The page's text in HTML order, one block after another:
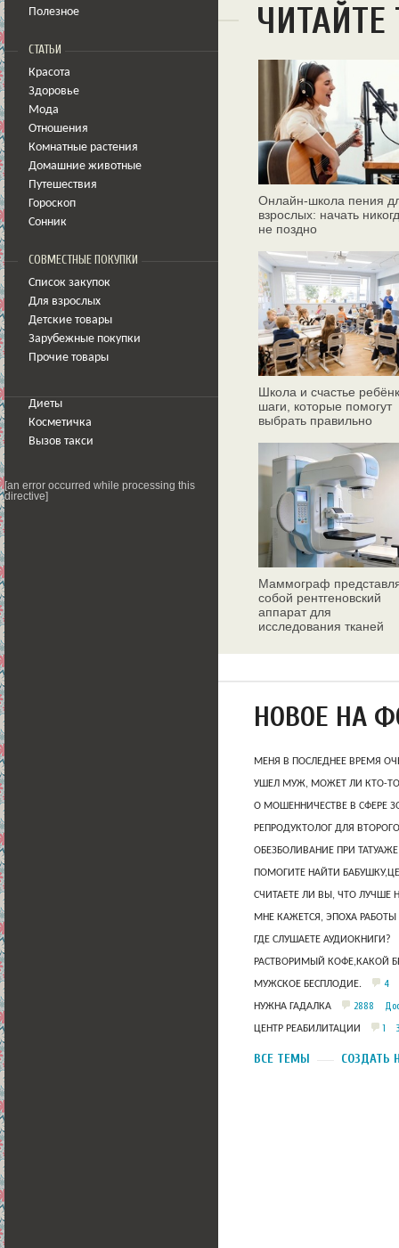
Полезное
СТАТЬИ
Красота
Здоровье
Мода
Отношения
Комнатные растения
Домашние животные
Путешествия
Гороскоп
Сонник
СОВМЕСТНЫЕ ПОКУПКИ
Список закупок
Для взрослых
Детские товары
Зарубежные покупки
Прочие товары
Диеты
Косметичка
Вызов такси
[an error occurred while processing this
directive]
Онлайн‑школа пения
взрослых: начать
не поздно
Школа и счастье
шаги, которые помогут
выбрать правильно
Маммограф
собой рентгеновский
аппарат для
исследования тканей
НОВОЕ НА
МЕНЯ В ПОСЛЕДНЕЕ ВРЕМЯ
УШЕЛ МУЖ, МОЖЕТ ЛИ КТО-ТО
О МОШЕННИЧЕСТВЕ В СФЕРЕ
РЕПРОДУКТОЛОГ ДЛЯ
ОБЕЗБОЛИВАНИЕ ПРИ
ПОМОГИТЕ НАЙТИ
СЧИТАЕТЕ ЛИ ВЫ, ЧТО ЛУЧШЕ
МНЕ КАЖЕТСЯ, ЭПОХА
ГДЕ СЛУШАЕТЕ АУДИОКНИГИ?
РАСТВОРИМЫЙ КОФЕ,КАКОЙ
МУЖСКОЕ БЕСПЛОДИЕ. 4
НУЖНА ГАДАЛКА 2888
ЦЕНТР РЕАБИЛИТАЦИИ 1
ВСЕ ТЕМЫ СОЗДАТЬ